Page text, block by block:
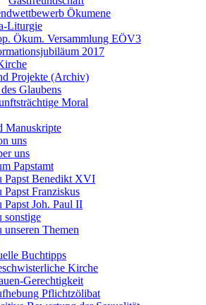
Ökumene
Liturgie
Ökum. Versammlung EÖV3
2017
Projekte (Archiv)
Glaubens
Moral
Manuskripte
uns
uns
Papstamt
Papst Benedikt XVI
Papst Franziskus
Papst Joh. Paul II
sonstige
unseren Themen
Buchtipps
Kirche
Gerechtigkeit
Pflichtzölibat